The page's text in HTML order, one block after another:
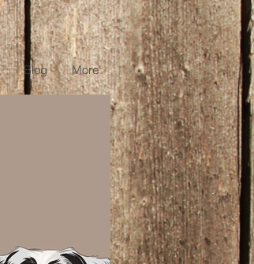
Blog More